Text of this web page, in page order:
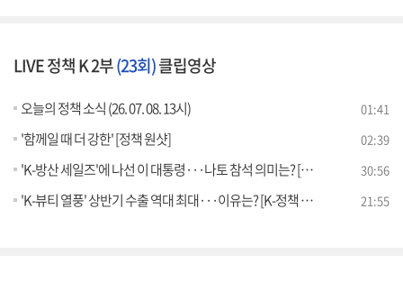
LIVE 정책 K 2부(23회)클립영상
오늘의 정책 소식 (26. 07. 08. 13시) 01:41
'함께일 때 더 강한' [정책 원샷] 02:39
'K-방산 세일즈'에 나선 이 대통령···나토 참석 의미는? [정.주.행] 30:56
'K-뷰티 열풍' 상반기 수출 역대 최대···이유는? [K-정책 사용법] 21:55